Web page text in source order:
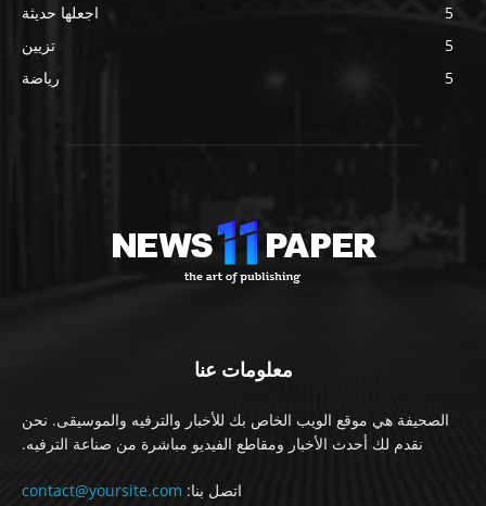
اجعلها حديثة
5
تزيين
5
رياضة
5
معلومات عنا
الصحيفة هي موقع الويب الخاص بك للأخبار والترفيه والموسيقى. نحن
نقدم لك أحدث الأخبار ومقاطع الفيديو مباشرة من صناعة الترفيه.
اتصل بنا: contact@yoursite.com